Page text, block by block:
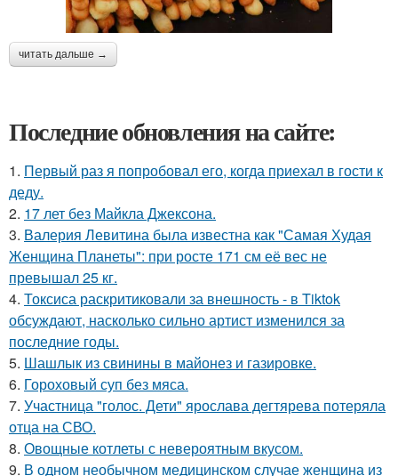
читать дальше →
Последние обновления на сайте:
1. Первый раз я попробовал его, когда приехал в гости к
деду.
2. 17 лет без Майкла Джексона.
3. Валерия Левитина была известна как "Самая Худая
Женщина Планеты": при росте 171 см её вес не
превышал 25 кг.
4. Токсиса раскритиковали за внешность - в Tiktok
обсуждают, насколько сильно артист изменился за
последние годы.
5. Шашлык из свинины в майонез и газировке.
6. Гороховый суп без мяса.
7. Участница "голос. Дети" ярослава дегтярева потеряла
отца на СВО.
8. Овощные котлеты с невероятным вкусом.
9. В одном необычном медицинском случае женщина из